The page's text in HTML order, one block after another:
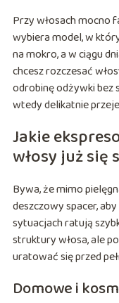
Przy włosach mocno
wybiera model, w
na mokro, a w ciągu
chcesz rozczesać
odrobinę odżywki bez
wtedy delikatnie
Jakie
włosy już się
Bywa, że mimo
deszczowy spacer,
sytuacjach ratują
struktury włosa, ale
uratować się przed
Domowe i